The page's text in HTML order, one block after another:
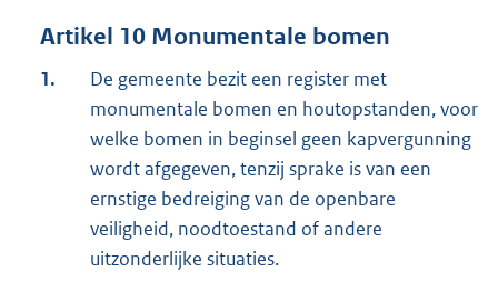
Artikel 10 Monumentale bomen
1.
De gemeente bezit een register met
monumentale bomen en houtopstanden, voor
welke bomen in beginsel geen kapvergunning
wordt afgegeven, tenzij sprake is van een
ernstige bedreiging van de openbare
veiligheid, noodtoestand of andere
uitzonderlijke situaties.